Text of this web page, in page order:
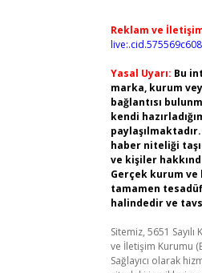
Reklam ve
Yasal Uyarı: Bu
marka, kurum
bağlantısı
kendi
haber niteliği
ve kişiler
Gerçek kurum
tamamen
halindedir ve
Sitemiz, 5651
ve İletişim Kurumu
Sağlayıcı olarak